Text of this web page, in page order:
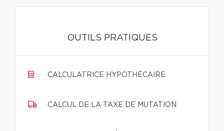
OUTILS PRATIQUES
CALCULATRICE HYPOTHÉCAIRE
CALCUL DE LA TAXE DE MUTATION